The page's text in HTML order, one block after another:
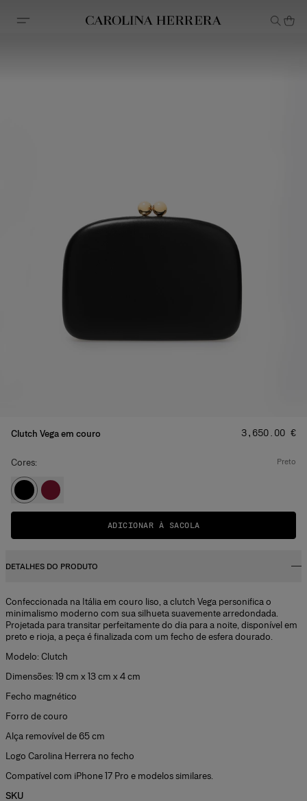
Declaração de acessibilidade
Clutch Vega em couro Preço:
‌3,650.00 €
Cores: preto
ADICIONAR À SACOLA
DETALHES DO PRODUTO
Confeccionada na Itália em couro liso, a clutch Vega personifica o
minimalismo moderno com sua silhueta suavemente arredondada.
Projetada para transitar perfeitamente do dia para a noite, disponível em
preto e rioja, a peça é finalizada com um fecho de esfera dourado.
Modelo: Clutch
Dimensões: 19 cm x 13 cm x 4 cm
Fecho magnético
Forro de couro
Alça removível de 65 cm
Logo Carolina Herrera no fecho
Compatível com iPhone 17 Pro e modelos similares.
SKU